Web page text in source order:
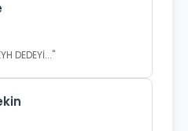
DEDEYİ..."